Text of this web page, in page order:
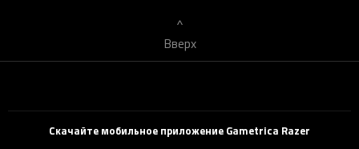
Вверх
Скачайте мобильное приложение Gametrica Razer